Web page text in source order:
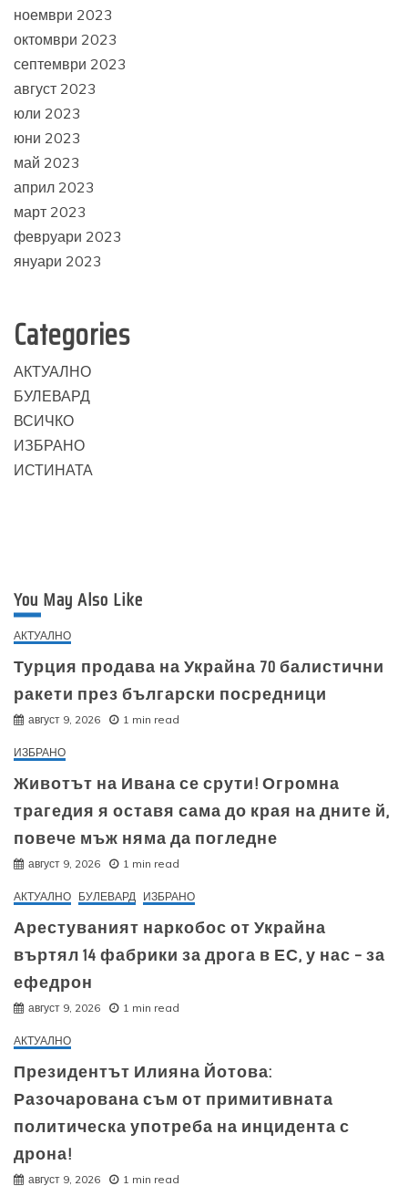
ноември 2023
октомври 2023
септември 2023
август 2023
юли 2023
юни 2023
май 2023
април 2023
март 2023
февруари 2023
януари 2023
Categories
АКТУАЛНО
БУЛЕВАРД
ВСИЧКО
ИЗБРАНО
ИСТИНАТА
You May Also Like
АКТУАЛНО
Турция продава на Украйна 70 балистични
ракети през български посредници
август 9, 2026 1 min read
ИЗБРАНО
Животът на Ивана се срути! Огромна
трагедия я оставя сама до края на дните й,
повече мъж няма да погледне
август 9, 2026 1 min read
АКТУАЛНО БУЛЕВАРД ИЗБРАНО
Арестуваният наркобос от Украйна
въртял 14 фабрики за дрога в ЕС, у нас – за
ефедрон
август 9, 2026 1 min read
АКТУАЛНО
Президентът Илияна Йотова:
Разочарована съм от примитивната
политическа употреба на инцидента с
дрона!
август 9, 2026 1 min read